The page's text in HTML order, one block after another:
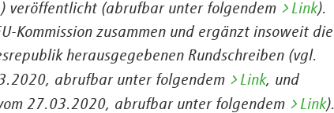
veröffentlicht (abrufbar unter folgendem
Link).
Kommission zusammen und ergänzt insoweit die
herausgegebenen Rundschreiben (vgl.
abrufbar unter folgendem
Link, und
27.03.2020, abrufbar unter folgendem
Link).